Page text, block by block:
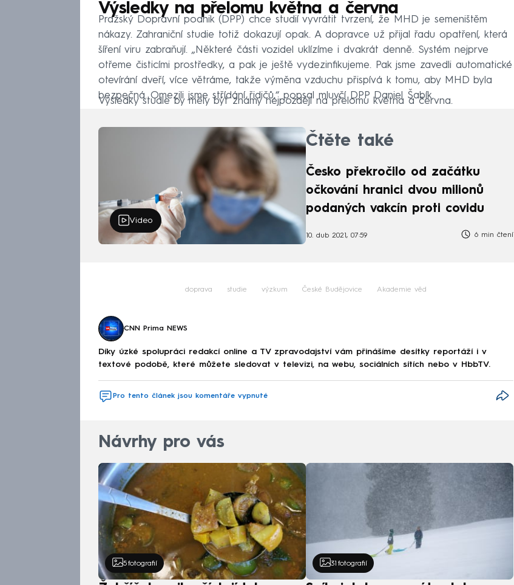
Výsledky na přelomu května a června
Pražský Dopravní podnik (DPP) chce studií vyvrátit tvrzení, že MHD je semeništěm
nákazy. Zahraniční studie totiž dokazují opak. A dopravce už přijal řadu opatření, která
šíření viru zabraňují. „Některé části vozidel uklízíme i dvakrát denně. Systém nejprve
otřeme čisticími prostředky, a pak je ještě vydezinfikujeme. Pak jsme zavedli automatické
otevírání dveří, více větráme, takže výměna vzduchu přispívá k tomu, aby MHD byla
bezpečná. Omezili jsme střídání řidičů,“ popsal mluvčí DPP Daniel Šabík.
Výsledky studie by měly být známy nejpozději na přelomu května a června.
Video
Čtěte také
Česko překročilo od začátku
očkování hranici dvou milionů
podaných vakcín proti covidu
10. dub 2021, 07:59 6 min čtení
doprava studie výzkum České Budějovice Akademie věd
CNN Prima NEWS
Díky úzké spolupráci redakcí online a TV zpravodajství vám přinášíme desítky reportáží i v
textové podobě, které můžete sledovat v televizi, na webu, sociálních sítích nebo v HbbTV.
Pro tento článek jsou komentáře vypnuté
Návrhy pro vás
5 fotografií 31 fotografií